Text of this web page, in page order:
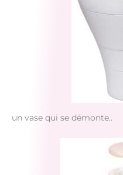
un vase qui se démonte..